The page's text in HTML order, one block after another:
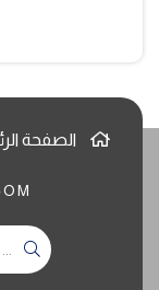
الصفحة